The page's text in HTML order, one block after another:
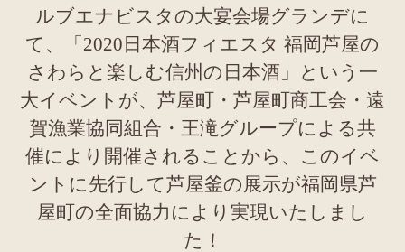
ルブエナビスタの大宴会場グランデに
て、「2020日本酒フィエスタ 福岡芦屋の
さわらと楽しむ信州の日本酒」という一
大イベントが、芦屋町・芦屋町商工会・遠
賀漁業協同組合・王滝グループによる共
催により開催されることから、このイベ
ントに先行して芦屋釜の展示が福岡県芦
屋町の全面協力により実現いたしまし
た！